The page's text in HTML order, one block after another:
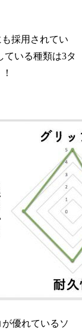
採用されてい
ている種類は3タ
優れているソ